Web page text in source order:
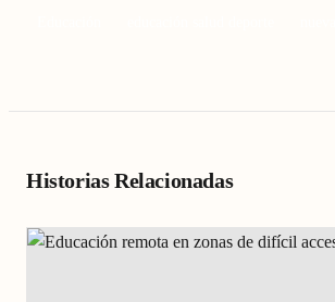
Historias Relacionadas